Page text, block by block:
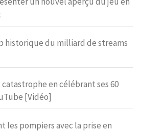
historique du milliard de streams
en célébrant ses 60
[Vidéo]
les pompiers avec la prise en